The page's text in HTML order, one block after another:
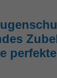
perfekte